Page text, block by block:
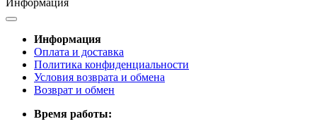
Информация
Информация
Оплата и доставка
Политика конфиденциальности
Условия возврата и обмена
Возврат и обмен
Время работы: